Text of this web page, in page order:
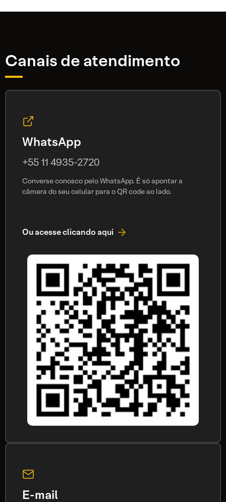
Canais de atendimento
WhatsApp
+55 11 4935-2720
Converse conosco pelo WhatsApp. É só apontar a
câmera do seu celular para o QR code ao lado.
Ou acesse clicando aqui
E-mail